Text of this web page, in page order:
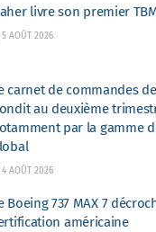
livre son premier
5 AOÛT 2026
carnet de commandes
au deuxième
par la gamme
4 AOÛT 2026
Boeing 737 MAX 7
américaine